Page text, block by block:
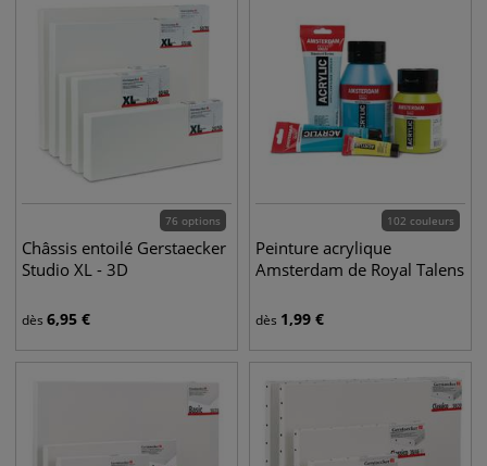
76 options
Châssis entoilé Gerstaecker
Studio XL - 3D
dès 6,95 €
102 couleurs
Peinture acrylique
Amsterdam de Royal Talens
dès 1,99 €